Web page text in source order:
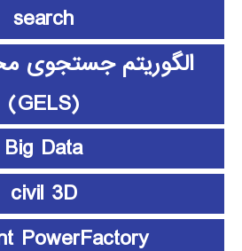
search
الگوریتم جستجوی
(GELS)
Big Data
civil 3D
PowerFactory